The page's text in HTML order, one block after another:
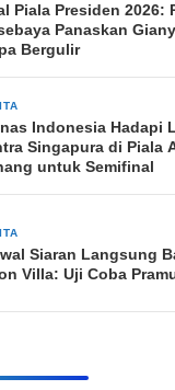
Piala Presiden 2026:
Panaskan
Bergulir
Indonesia Hadapi
Singapura di Piala
untuk Semifinal
Siaran Langsung
Villa: Uji Coba